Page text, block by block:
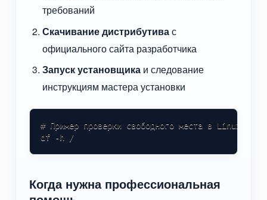
требований
Скачивание дистрибутивас
официального сайта разработчика
Запуск установщика и следование
инструкциям мастера установки
# Пример проверки свободного места в Linux
df -h /
Когда нужна профессиональная